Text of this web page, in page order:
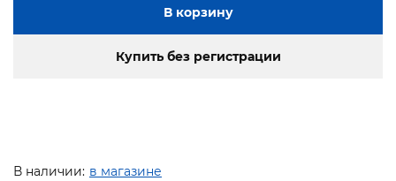
В корзину
Купить без регистрации
В наличии: в магазине